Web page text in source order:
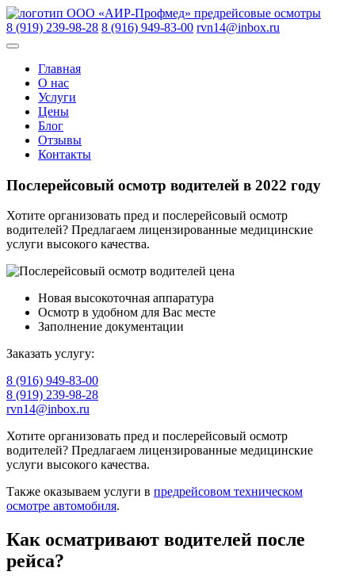
Skip
to
content
ООО «АИР-Профмед» предрейсовые осмотры
8 (919) 239-98-28 8 (916) 949-83-00 rvn14@inbox.ru
Главная
О нас
Услуги
Цены
Блог
Отзывы
Контакты
Послерейсовый осмотр водителей в 2022 году
Хотите организовать пред и послерейсовый осмотр
водителей? Предлагаем лицензированные медицинские
услуги высокого качества.
Новая высокоточная аппаратура
Осмотр в удобном для Вас месте
Заполнение документации
Заказать услугу:
8 (916) 949-83-00
8 (919) 239-98-28
rvn14@inbox.ru
Хотите организовать пред и послерейсовый осмотр
водителей? Предлагаем лицензированные медицинские
услуги высокого качества.
Также оказываем услуги в предрейсовом техническом
осмотре автомобиля.
Как осматривают водителей после
рейса?